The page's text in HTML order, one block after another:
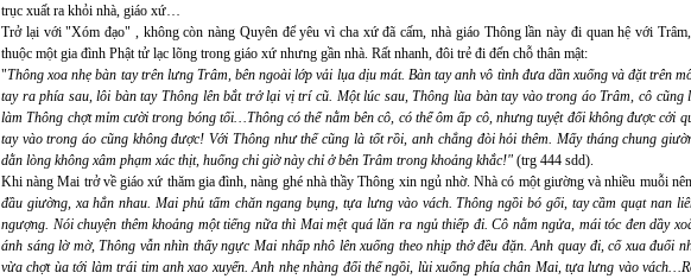
trục xuất ra khỏi nhà, giáo xứ…
Trở lại với "Xóm đạo" , không còn nàng Quyên để yêu vì cha xứ đã cấm, nhà giáo Thông lần này đi quan hệ với
thuộc một gia đình Phật tử lạc lõng trong giáo xứ nhưng gần nhà. Rất nhanh, đôi trẻ đi đến chỗ thân mật:
"Thông xoa nhẹ bàn tay trên lưng Trâm, bên ngoài lớp vải lụa dịu mát. Bàn tay anh vô tình đưa dần xuống và đặt trên
tay ra phía sau, lôi bàn tay Thông lên bắt trở lại vị trí cũ. Một lúc sau, Thông lùa bàn tay vào trong áo Trâm, cô cũng
làm Thông chợt mỉm cười trong bóng tối…Thông có thể nằm bên cô, có thể ôm ấp cô, nhưng tuyệt đối không được cởi
tay vào trong áo cũng không được! Với Thông như thế cũng là tốt rồi, anh chẳng đòi hỏi thêm. Mấy tháng chung
dằn lòng không xâm phạm xác thịt, huống chi giờ này chỉ ở bên Trâm trong khoảng khắc!" (trg 444 sdd).
Khi nàng Mai trở về giáo xứ thăm gia đình, nàng ghé nhà thầy Thông xin ngủ nhờ. Nhà có một giường và nhiều muỗi
đầu giường, xa hẳn nhau. Mai phủ tấm chăn ngang bụng, tựa lưng vào vách. Thông ngồi bó gối, tay cầm quạt nan
ngượng. Nói chuyện thêm khoảng một tiếng nữa thì Mai mệt quá lăn ra ngủ thiếp đi. Cô nằm ngửa, mái tóc đen dầy
ánh sáng lờ mờ, Thông vẫn nhìn thấy ngực Mai nhấp nhô lên xuống theo nhịp thở đều đặn. Anh quay đi, cố xua đuổi
vừa chợt ùa tới làm trái tim anh xao xuyến. Anh nhẹ nhàng đổi thế ngồi, lùi xuống phía chân Mai, tựa lưng vào